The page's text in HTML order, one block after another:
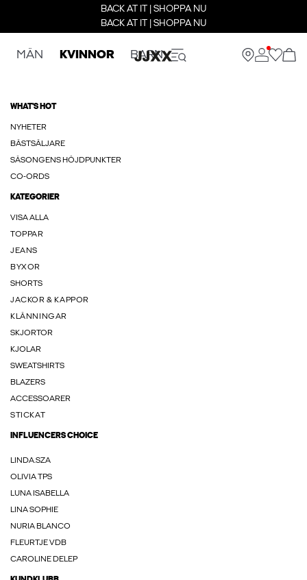
BACK AT IT | SHOPPA NU
BACK AT IT | SHOPPA NU
MÄN KVINNOR BARN
WHAT'S HOT
NYHETER
BÄSTSÄLJARE
SÄSONGENS HÖJDPUNKTER
CO-ORDS
KATEGORIER
VISA ALLA
TOPPAR
JEANS
BYXOR
SHORTS
JACKOR & KAPPOR
KLÄNNINGAR
SKJORTOR
KJOLAR
SWEATSHIRTS
BLAZERS
ACCESSOARER
STICKAT
INFLUENCERS CHOICE
LINDA.SZA
OLIVIA TPS
LUNA ISABELLA
LINA SOPHIE
NURIA BLANCO
FLEURTJE VDB
CAROLINE DELEP